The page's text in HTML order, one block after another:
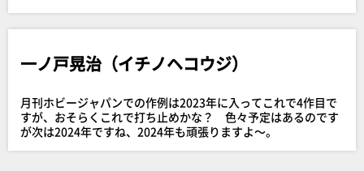
c
e
b
o
o
k
e
一ノ戸晃治（イチノヘコウジ）
月刊ホビージャパンでの作例は2023年に入ってこれで4作目で
すが、おそらくこれで打ち止めかな？ 色々予定はあるのです
が次は2024年ですね、2024年も頑張りますよ～。